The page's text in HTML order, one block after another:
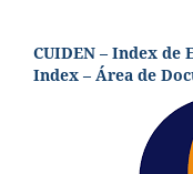
CUIDEN – Index de
Index – Área de